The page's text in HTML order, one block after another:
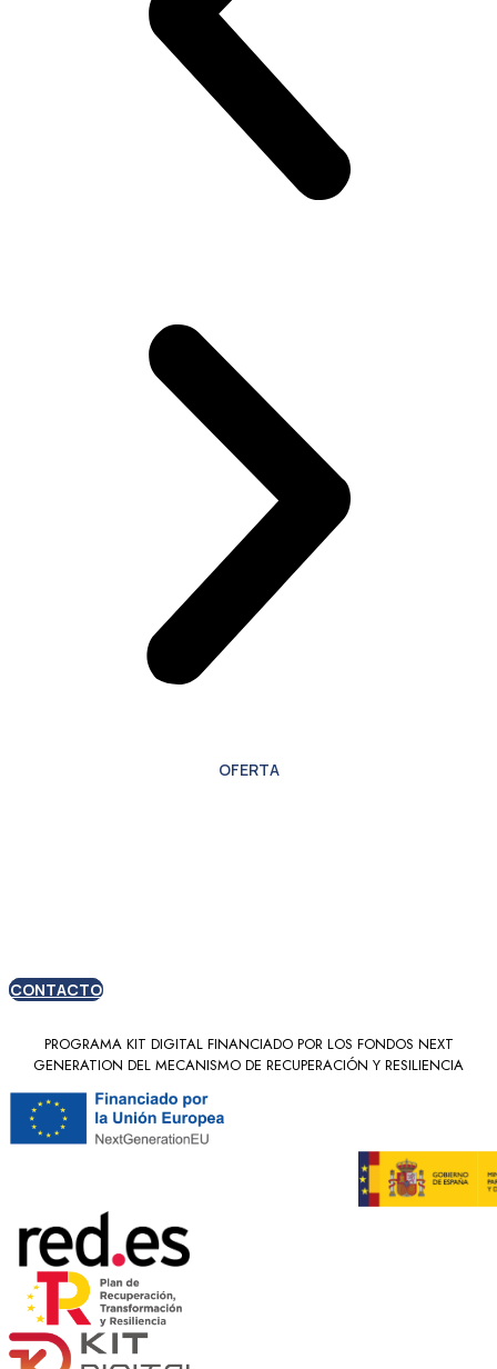
OFERTA
CONTACTO
PROGRAMA KIT DIGITAL FINANCIADO POR LOS FONDOS NEXT
GENERATION DEL MECANISMO DE RECUPERACIÓN Y RESILIENCIA